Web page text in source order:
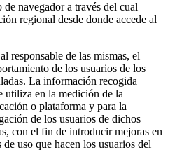
navegador a través del cual
regional desde donde accede al
responsable de las mismas, el
de los usuarios de los
La información recogida
utiliza en la medición de la
o plataforma y para la
de los usuarios de dichos
con el fin de introducir mejoras en
uso que hacen los usuarios del